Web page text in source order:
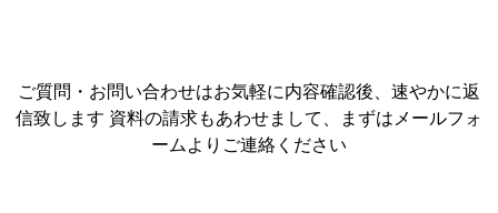
ご質問・お問い合わせはお気軽に内容確認後、速やかに返
信致します 資料の請求もあわせまして、まずはメールフォ
ームよりご連絡ください